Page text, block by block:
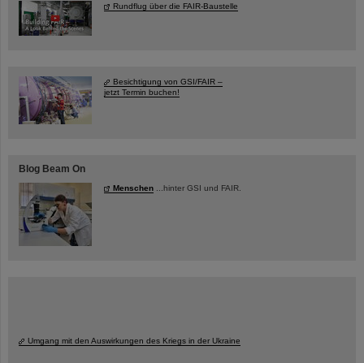
Rundflug über die FAIR-Baustelle
Besichtigung von GSI/FAIR –
jetzt Termin buchen!
Blog Beam On
Menschen ...hinter GSI und FAIR.
Umgang mit den Auswirkungen des Kriegs in der Ukraine